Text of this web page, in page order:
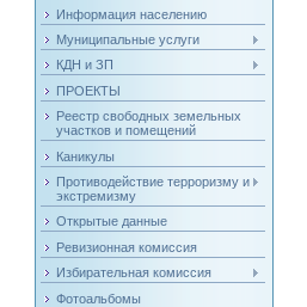
Информация населению
Муниципальные услуги
КДН и ЗП
ПРОЕКТЫ
Реестр свободных земельных
участков и помещений
Каникулы
Противодействие терроризму и
экстремизму
Открытые данные
Ревизионная комиссия
Избирательная комиссия
Фотоальбомы